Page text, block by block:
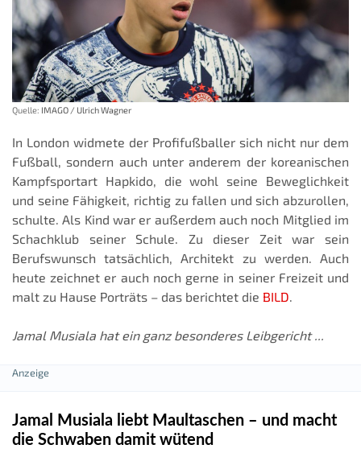
Quelle: IMAGO / Ulrich Wagner
In London widmete der Profifußballer sich nicht nur dem
Fußball, sondern auch unter anderem der koreanischen
Kampfsportart Hapkido, die wohl seine Beweglichkeit
und seine Fähigkeit, richtig zu fallen und sich abzurollen,
schulte. Als Kind war er außerdem auch noch Mitglied im
Schachklub seiner Schule. Zu dieser Zeit war sein
Berufswunsch tatsächlich, Architekt zu werden. Auch
heute zeichnet er auch noch gerne in seiner Freizeit und
malt zu Hause Porträts – das berichtet die BILD.
Jamal Musiala hat ein ganz besonderes Leibgericht ...
Jamal Musiala liebt Maultaschen – und macht
die Schwaben damit wütend